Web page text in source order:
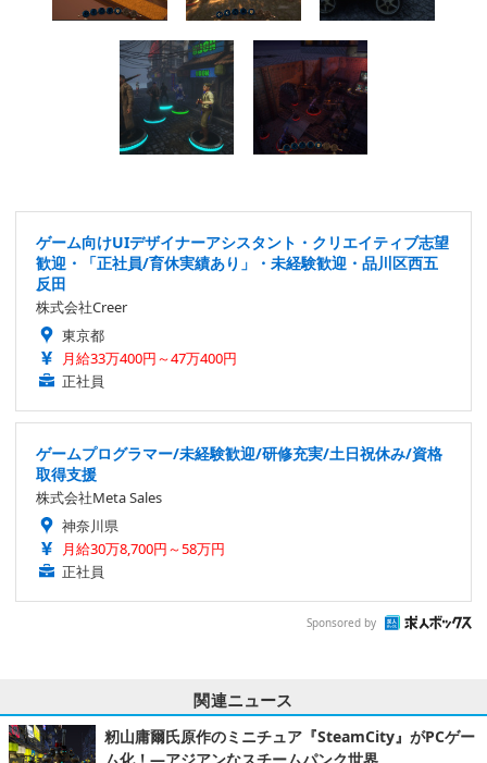
ゲーム向けUIデザイナーアシスタント・クリエイティブ志望
歓迎・「正社員/育休実績あり」・未経験歓迎・品川区西五
反田
株式会社Creer
東京都
月給33万400円～47万400円
正社員
ゲームプログラマー/未経験歓迎/研修充実/土日祝休み/資格
取得支援
株式会社Meta Sales
神奈川県
月給30万8,700円～58万円
正社員
Sponsored by
関連ニュース
籾山庸爾氏原作のミニチュア『SteamCity』がPCゲー